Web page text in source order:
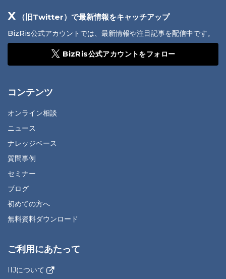
X （旧Twitter）で最新情報をキャッチアップ
BizRis公式アカウントでは、最新情報や注目記事を配信中です。
BizRis公式アカウントをフォロー
コンテンツ
オンライン相談
ニュース
ナレッジベース
質問事例
セミナー
ブログ
初めての方へ
無料資料ダウンロード
ご利用にあたって
IIJについて